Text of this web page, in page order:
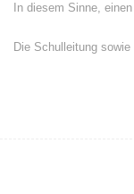
In diesem Sinne,
Die Schulleitung